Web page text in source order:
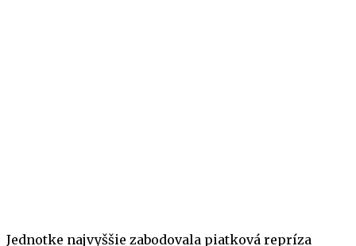
Jednotke najvyššie zabodovala piatková repríza